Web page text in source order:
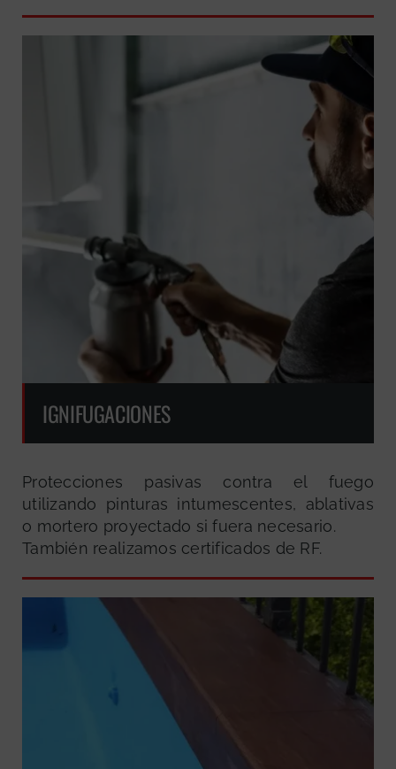
IGNIFUGACIONES
Protecciones pasivas contra el fuego
utilizando pinturas intumescentes, ablativas
o mortero proyectado si fuera necesario.
También realizamos certificados de RF.